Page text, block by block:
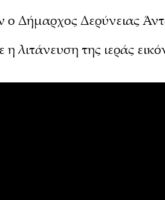
Δήμαρχος Δερύνειας
λιτάνευση της ιεράς